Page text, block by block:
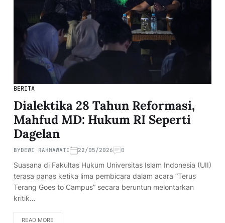
BERITA
Dialektika 28 Tahun Reformasi,
Mahfud MD: Hukum RI Seperti
Dagelan
BYDEWI RAHMAWATI 22/05/2026 0
Suasana di Fakultas Hukum Universitas Islam Indonesia (UII)
terasa panas ketika lima pembicara dalam acara “Terus
Terang Goes to Campus” secara beruntun melontarkan
kritik…
READ MORE